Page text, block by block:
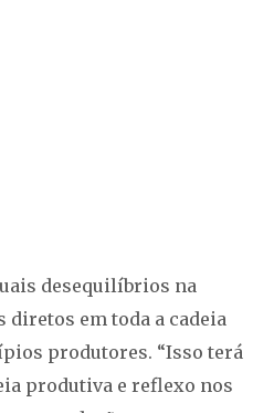
desequilíbrios na
em toda a cadeia
produtores. “Isso terá
produtiva e reflexo nos